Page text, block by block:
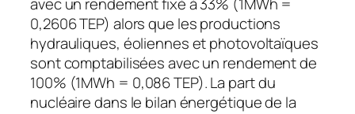
0,2606 TEP) alors que les productions
hydrauliques, éoliennes et photovoltaïques
sont comptabilisées avec un rendement de
100% (1MWh = 0,086 TEP). La part du
nucléaire dans le bilan énergétique de la